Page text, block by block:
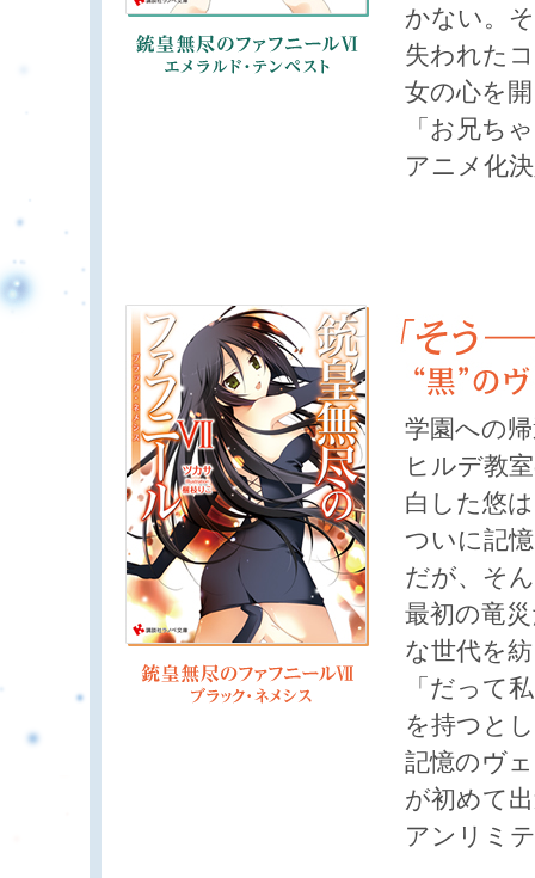
かない。
失われた
女の心を
「お兄
アニメ化
学園への
ヒルデ教
白した悠
ついに記
だが、そ
最初の竜
な世代を
「だって
を持つと
記憶のヴ
が初めて
アンリミ